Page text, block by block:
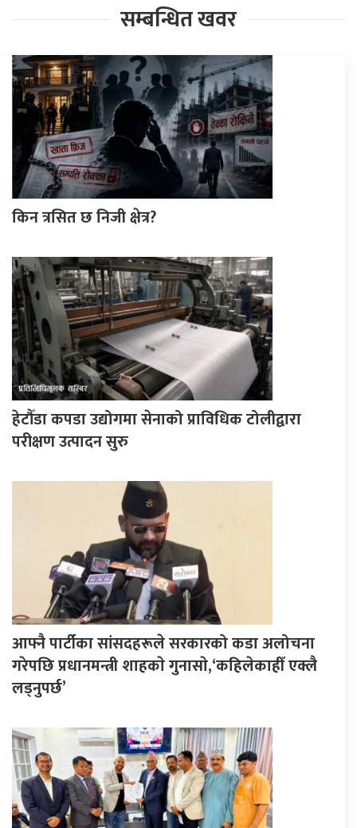
सम्बन्धित खवर
किन त्रसित छ निजी क्षेत्र?
हेटौँडा कपडा उद्योगमा सेनाको प्राविधिक टोलीद्वारा
परीक्षण उत्पादन सुरु
आफ्नै पार्टीका सांसदहरूले सरकारको कडा अलोचना
गरेपछि प्रधानमन्त्री शाहकाे गुनासाे,‘कहिलेकाहीँ एक्लै
लड्नुपर्छ’